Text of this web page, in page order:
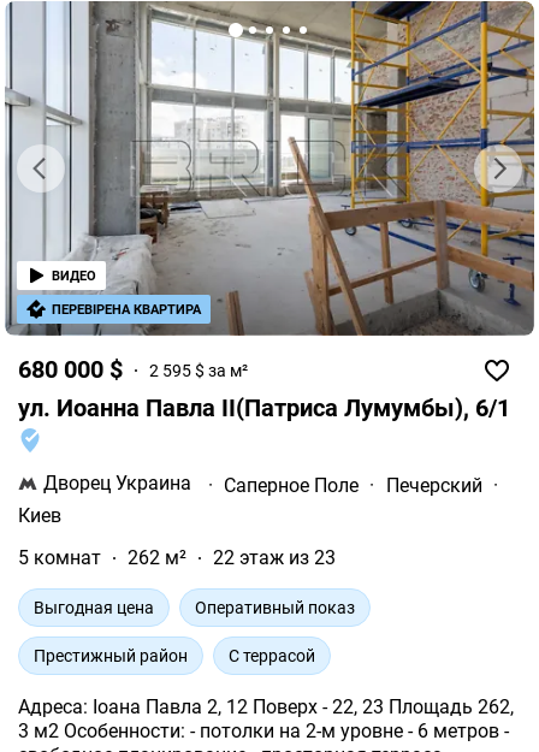
680 000 $ 2 595 $ за м²
ул. Иоанна Павла II(Патриса Лумумбы), 6/1
Дворец Украина · Саперное Поле · Печерский ·
Киев
5 комнат
262 м² 22 этаж из 23
Выгодная цена Оперативный показ
Престижный район С террасой
Адреса: Іоана Павла 2, 12 Поверх - 22, 23 Площадь 262,
3 м2 Особенности: - потолки на 2-м уровне - 6 метров -
ВИДЕО
ПЕРЕВІРЕНА КВАРТИРА